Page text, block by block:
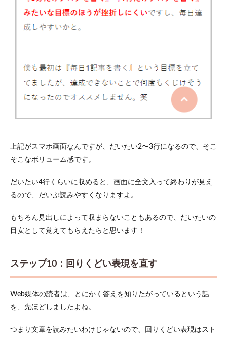
上記がスマホ画面なんですが、だいたい2〜3行になるので、そこ
そこなボリューム感です。
だいたい4行くらいに収めると、画面に全文入って終わりが見え
るので、だいぶ読みやすくなりますよ。
もちろん見出しによって収まらないこともあるので、だいたいの
目安として覚えてもらえたらと思います！
ステップ10：回りくどい表現を直す
Web媒体の読者は、とにかく答えを知りたがっているという話
を、先ほどしましたよね。
つまり文章を読みたいわけじゃないので、回りくどい表現はスト